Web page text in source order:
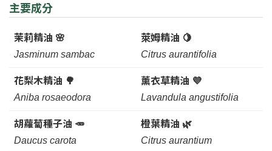
主要成分
茉莉精油 🌸
Jasminum sambac
萊姆精油 🍋
Citrus aurantifolia
花梨木精油 🌳
Aniba rosaeodora
薰衣草精油 💜
Lavandula angustifolia
胡蘿蔔種子油 🥕
Daucus carota
橙葉精油 🌿
Citrus aurantium